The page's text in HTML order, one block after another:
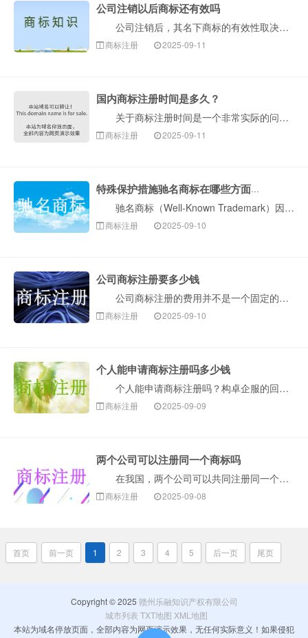
公司注销以后商标还有效吗
公司注销后，其名下商标的有效性取决于注销前的处置方式及后续法律程序。以下是构卓企服介绍关键法律要点及实务操作指引： 一、基础规则：公司注销≠商标···
商标注册 2025-09-11
国内商标注册时间是多久？
关于商标注册时间是一个非常实际的问题。国内商标注册的整个流程，如果一切顺利，通常需要6至9个月左右。但是，这个时间受到多种因素影响，下面构卓企服为···
商标注册 2025-09-11
特殊保护措施驰名商标在哪些方面突显
驰名商标（Well-Known Trademark）因其具有极高的知名度和商业价值，法律赋予了其远强于普通注册商标的特殊（扩大）保护。这是一个非常···
商标注册 2025-09-10
公司商标注册要多少钱
公司商标注册的费用并不是一个固定的数字，它会根据您选择的注册方式、注册的类别数量以及遇到的实际情况而有所不同。总的来说，费用主要由两部分构成：1.···
商标注册 2025-09-10
个人能申请商标注册吗多少钱
个人能申请商标注册吗？构卓企服的回答：当然可以！个人（自然人）是可以申请商标注册的。只要你是我国大陆的公民，并且有真实、有效的经营活动（比如是个体···
商标注册 2025-09-09
两个公司可以注册同一个商标吗
在我国，两个公司可以共同注册同一个商标。根据我国商标法第五条规定：“两个以上的自然人、法人或者其他组织可以共同向商标局申请注册同一商标，共同享有和···
商标注册 2025-09-08
首页 前一页 1 2 3 4 5 后一页 尾页
Copyright © 2025 赣州乐融知识产权有限公司
城市列表 TXT地图 XML地图
本站为域名停放页面，全部内容为网页演示效果，无任何实际意义！如果侵犯